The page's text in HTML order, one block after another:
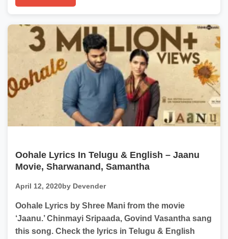
Oohale Lyrics In Telugu & English – Jaanu
Movie, Sharwanand, Samantha
April 12, 2020by Devender
Oohale Lyrics by Shree Mani from the movie
‘Jaanu.’ Chinmayi Sripaada, Govind Vasantha sang
this song. Check the lyrics in Telugu & English